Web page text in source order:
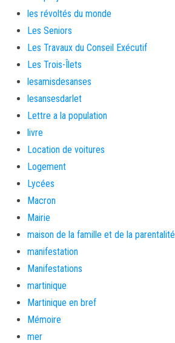
les révoltés du monde
Les Seniors
Les Travaux du Conseil Exécutif
Les Trois-Îlets
lesamisdesanses
lesansesdarlet
Lettre a la population
livre
Location de voitures
Logement
Lycées
Macron
Mairie
maison de la famille et de la parentalité
manifestation
Manifestations
martinique
Martinique en bref
Mémoire
mer